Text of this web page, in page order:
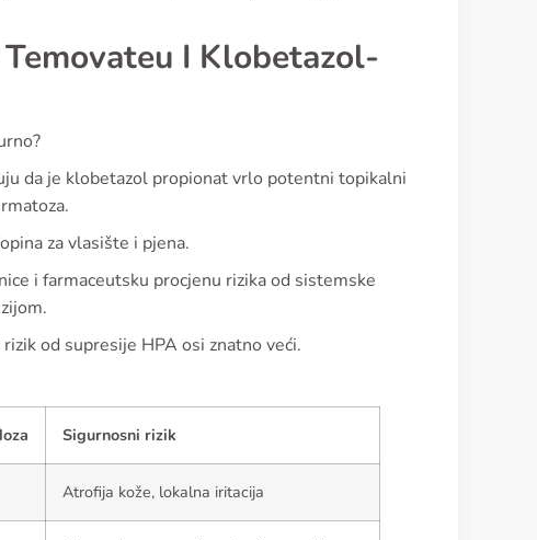
I Klobetazol-
da je klobetazol propionat vrlo potentni topikalni
za vlasište i pjena.
i farmaceutsku procjenu rizika od sistemske
od supresije HPA osi znatno veći.
Sigurnosni rizik
Atrofija kože, lokalna iritacija